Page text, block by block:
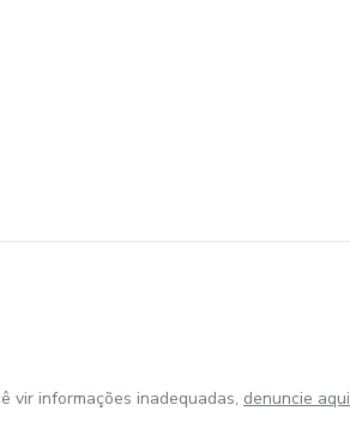
vir informações inadequadas, denuncie aqui